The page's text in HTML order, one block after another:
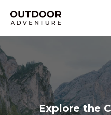
內
容
Explore the